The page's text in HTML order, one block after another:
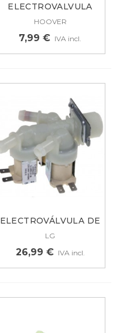
ELECTROVALVULA
LAVADORA CANDY,...
HOOVER
7,99 € IVA incl.
ELECTROVÁLVULA DE
3 VÍAS...
LG
26,99 € IVA incl.